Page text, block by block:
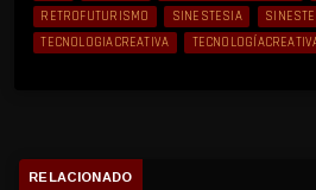
RETROFUTURISMO
SINESTESIA
TECNOLOGIACREATIVA
RELACIONADO